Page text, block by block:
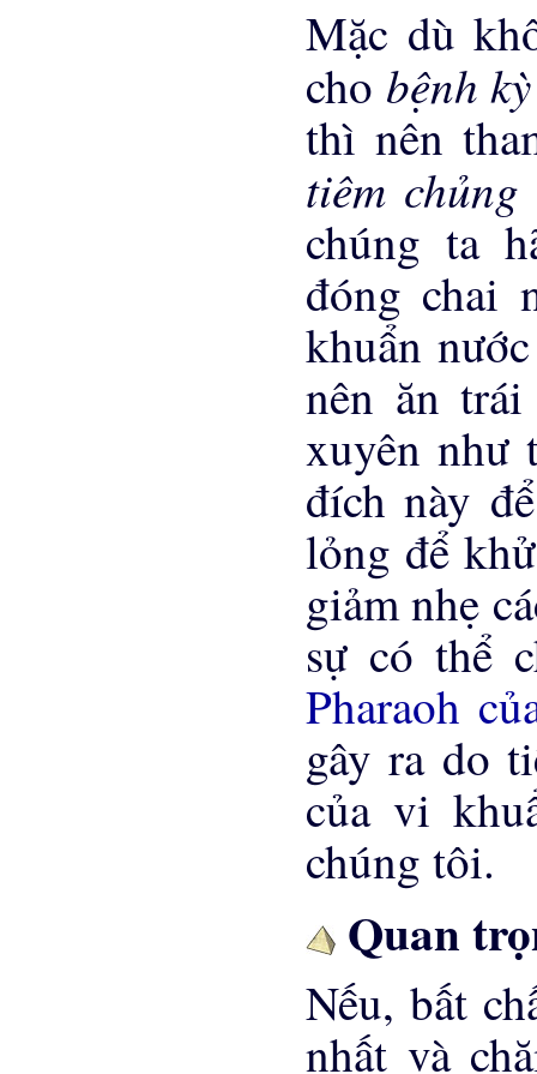
Mặc dù
cho bệnh
thì nên
tiêm chủng
chúng ta
đóng chai
khuẩn
nên ăn
xuyên như
đích này
lỏng để
giảm nhẹ
sự có thể
Pharaoh
gây ra do
của vi
chúng tôi.
Quan
Nếu, bất
nhất và